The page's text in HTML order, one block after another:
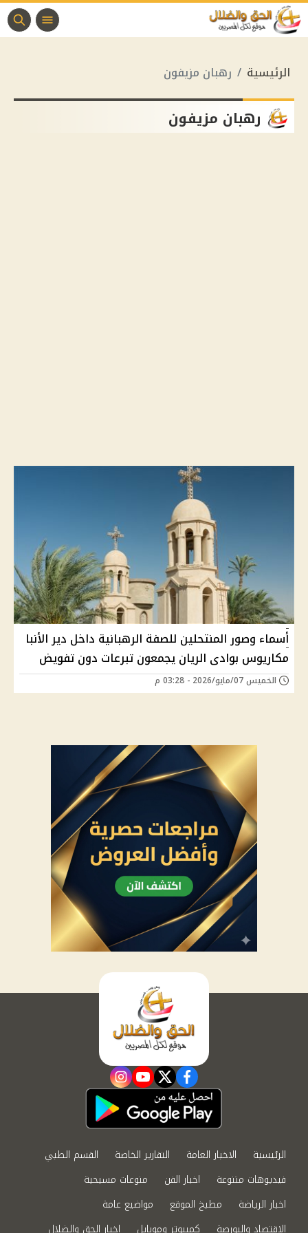
الرئيسية رهبان مزيفون
رهبان مزيفون
أسماء وصور المنتحلين للصفة الرهبانية داخل دير الأنبا
مكاريوس بوادى الريان يجمعون تبرعات دون تفويض
الخميس 07/مايو/2026 - 03:28 م
facebook
twitter
youtube
instagram
الرئيسية الاخبار العامة التقارير الخاصة
القسم الطبي
فيديوهات متنوعة
اخبار الفن
منوعات مسيحية
اخبار الرياضة
مطبخ الموقع
مواضيع عامة
الاقتصاد والبورصة
كمبيوتر وموبايل اخبار الحق والضلال